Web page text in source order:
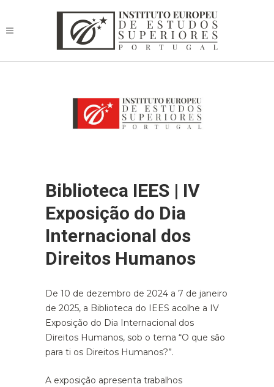
Biblioteca IEES | IV
Exposição do Dia
Internacional dos
Direitos Humanos
De 10 de dezembro de 2024 a 7 de janeiro
de 2025, a Biblioteca do IEES acolhe a IV
Exposição do Dia Internacional dos
Direitos Humanos, sob o tema “O que são
para ti os Direitos Humanos?”.
A exposição apresenta trabalhos